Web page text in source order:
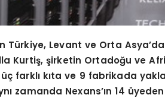
Türkiye, Levant ve Orta
Kurtiş, şirketin Ortadoğu ve
farklı kıta ve 9 fabrikada
zamanda Nexans’ın 14